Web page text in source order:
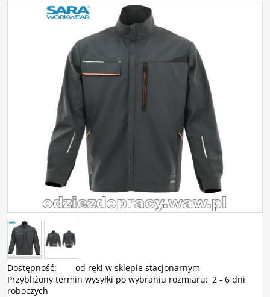
Dostępność:
od ręki w sklepie stacjonarnym
Przybliżony termin wysyłki po wybraniu rozmiaru: 2 - 6 dni
roboczych